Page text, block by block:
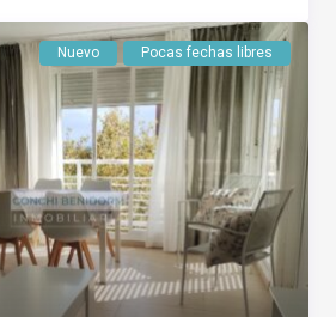
Nuevo Pocas fechas libres